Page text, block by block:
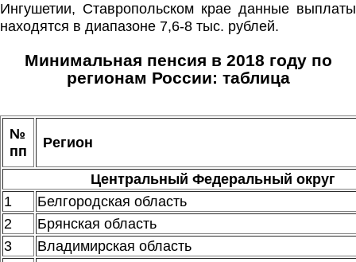
Ингушетии, Ставропольском крае данные выплаты
находятся в диапазоне 7,6-8 тыс. рублей.
Минимальная пенсия в 2018 году по
регионам России: таблица
№
пп
Регион
Центральный Федеральный округ
1
Белгородская область
2
Брянская область
3
Владимирская область